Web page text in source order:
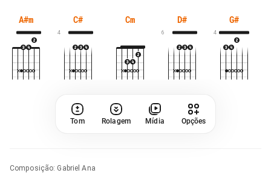
A#m C#
4
Cm D#
6
G#
4
Tom Rolagem Mídia Opções
Composição: Gabriel Ana